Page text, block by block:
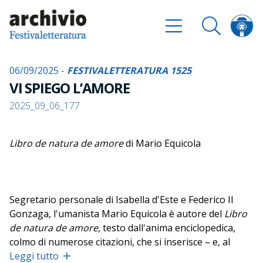
06/09/2025 - FESTIVALETTERATURA 1525
VI SPIEGO L’AMORE
2025_09_06_177
Libro de natura de amoredi Mario Equicola
Segretario personale di Isabella d'Este e Federico II
Gonzaga, l'umanista Mario Equicola è autore del Libro
de natura de amore, testo dall'anima enciclopedica,
colmo di numerose citazioni, che si inserisce – e, al
contempo, da esso si differenzia – nel filone della
Leggi tutto